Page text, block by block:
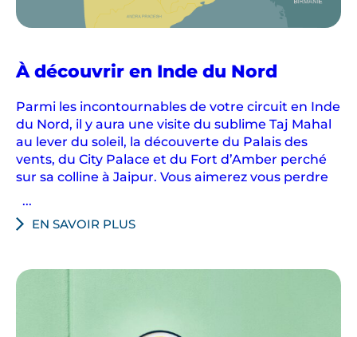
À découvrir en Inde du Nord
Parmi les incontournables de votre circuit en Inde
du Nord, il y aura une visite du sublime Taj Mahal
au lever du soleil, la découverte du Palais des
vents, du City Palace et du Fort d’Amber perché
sur sa colline à Jaipur. Vous aimerez vous perdre
...
EN SAVOIR PLUS